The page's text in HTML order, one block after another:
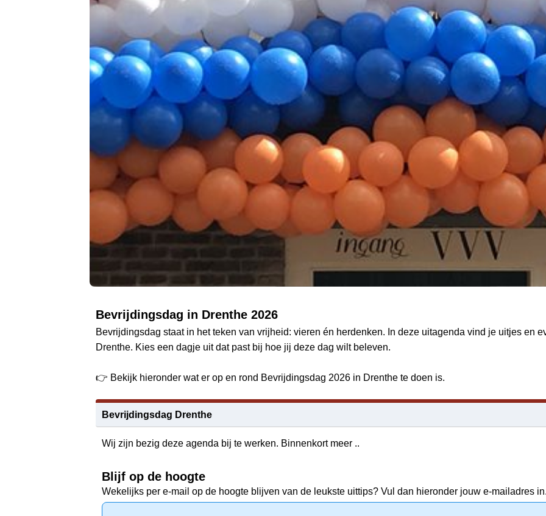
Bevrijdingsdag in Drenthe 2026
Bevrijdingsdag staat in het teken van vrijheid: vieren én herdenken. In deze uitagenda vind je uitjes en
Drenthe. Kies een dagje uit dat past bij hoe jij deze dag wilt beleven.
👉 Bekijk hieronder wat er op en rond Bevrijdingsdag 2026 in Drenthe te doen is.
Bevrijdingsdag Drenthe
Wij zijn bezig deze agenda bij te werken. Binnenkort meer ..
Blijf op de hoogte
Wekelijks per e-mail op de hoogte blijven van de leukste uittips? Vul dan hieronder jouw e-mailadres